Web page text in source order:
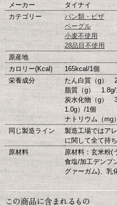
メーカー
タイナイ
カテゴリー
パン類・ピザ
ベーグル
小麦不使用
28品目不使用
原産地
カロリー(Kcal)
165kcal/1個
栄養成分
たん白質（g）
脂質（g） 1.8g/
炭水化物（g）
1.0g）/1個
ナトリウム（
同じ製造ライン
製造工場ではア
に関して全て持
原材料
原材料：玄米粉(
食塩/加工デンプ
グァーガム)、乳